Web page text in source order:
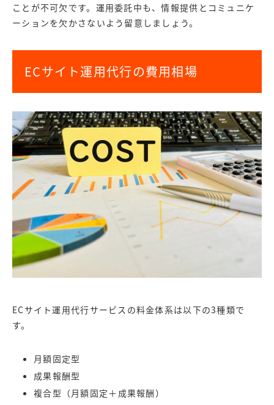
ことが不可欠です。運用委託中も、情報提供とコミュニケ
ーションを欠かさないよう留意しましょう。
ECサイト運用代行の費用相場
ECサイト運用代行サービスの料金体系は以下の3種類で
す。
月額固定型
成果報酬型
複合型（月額固定＋成果報酬）